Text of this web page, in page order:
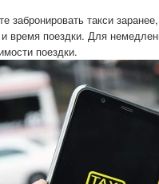
забронировать такси
время поездки. Для
поездки.